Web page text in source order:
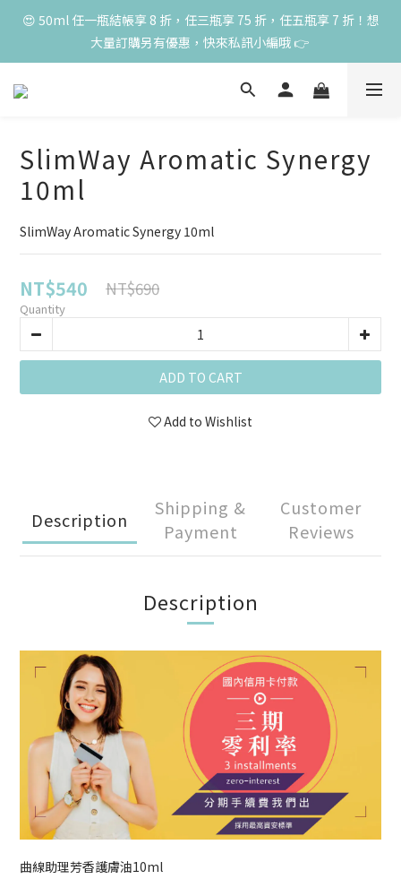
高峰期家長很安心 🧡 滿 3000 元加贈深呼吸10ml一瓶！限量送完
為止
😍 50ml 任一瓶結帳享 8 折，任三瓶享 75 折，任五瓶享 7 折！想
大量訂購另有優惠，快來私訊小編哦 👉
高峰期家長很安心 🧡 滿 3000 元加贈深呼吸10ml一瓶！限量送完
SlimWay Aromatic Synergy
10ml
SlimWay Aromatic Synergy 10ml
NT$540 NT$690
Quantity
ADD TO CART
Add to Wishlist
Description
Shipping &
Payment
Customer
Reviews
Description
曲線助理芳香護膚油10ml